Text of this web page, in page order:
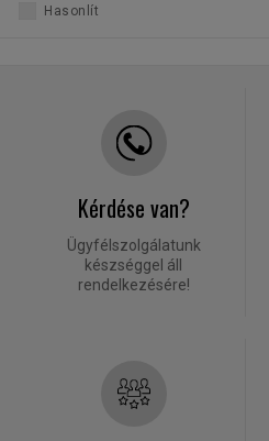
Hasonlít
Kérdése van?
Ügyfélszolgálatunk
készséggel áll
rendelkezésére!